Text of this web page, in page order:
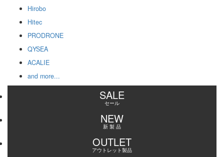
Hirobo
Hitec
PRODRONE
QYSEA
ACALIE
and more...
SALE
セール
NEW
新 製 品
OUTLET
アウトレット製品